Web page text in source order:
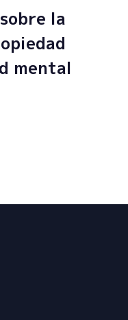
la
mental